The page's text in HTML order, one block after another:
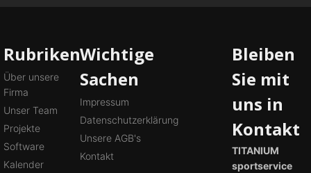
Rubriken
Über unsere
Firma
Unser Team
Projekte
Software
Kalender
Wichtige
Sachen
Impressum
Datenschutzerklärung
Unsere AGB's
Kontakt
Bleiben
Sie mit
uns in
Kontakt
TITANIUM
sportservice